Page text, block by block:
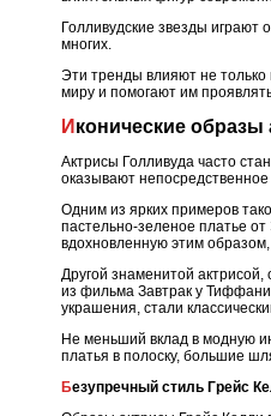
Голливудские звезды
многих.
Эти тренды влияют не
миру и помогают им
Иконические
Актрисы Голливуда часто
оказывают
Одним из ярких примеров
пастельно-зеленое платье
вдохновленную этим
Другой знаменитой
из фильма Завтрак у
украшения, стали
Не меньший вклад в модную
платья в полоску, большие
Безупречный стиль Грейс